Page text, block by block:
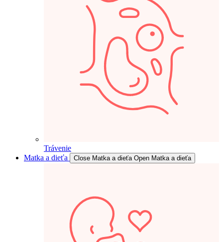
Trávenie
Matka a dieťa
Close Matka a dieťa Open Matka a dieťa